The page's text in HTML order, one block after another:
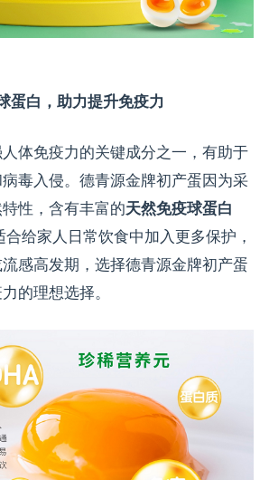
蛋白，助力提升免疫力
体免疫力的关键成分之一，有助于
毒入侵。德青源金牌初产蛋因为采
性，含有丰富的天然免疫球蛋白
合给家人日常饮食中加入更多保护，
感高发期，选择德青源金牌初产蛋
的理想选择。